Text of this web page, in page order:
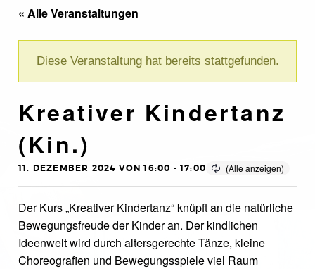
« Alle Veranstaltungen
Diese Veranstaltung hat bereits stattgefunden.
Kreativer Kindertanz
(Kin.)
11. DEZEMBER 2024 VON 16:00 -17:00
Der Kurs „Kreativer Kindertanz“ knüpft an die natürliche
Bewegungsfreude der Kinder an. Der kindlichen
Ideenwelt wird durch altersgerechte Tänze, kleine
Choreografien und Bewegungsspiele viel Raum